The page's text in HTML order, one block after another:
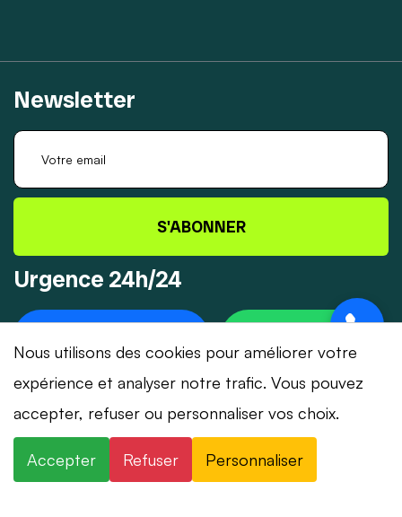
Newsletter
S'ABONNER
Urgence 24h/24
© 2026 Dépannage-Serrurier.ch - Tous droits
réservés | Suisse romande
Nous utilisons des cookies pour améliorer votre
expérience et analyser notre trafic. Vous pouvez
accepter, refuser ou personnaliser vos choix.
Accepter Refuser Personnaliser